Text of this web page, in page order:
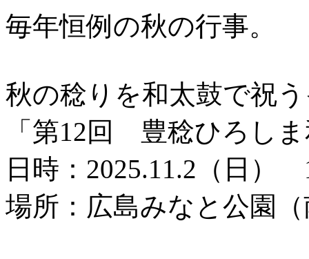
毎年恒例の秋の行事。
秋の稔りを和太鼓で祝
「第12回 豊稔ひろし
日時：2025.11.2（日）
場所：広島みなと公園